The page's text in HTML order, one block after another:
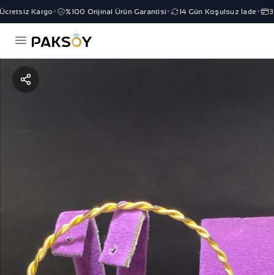
Kargo✦ %100 Orijinal Ürün Garantisi✦ 14 Gün Koşulsuz İade✦ 3